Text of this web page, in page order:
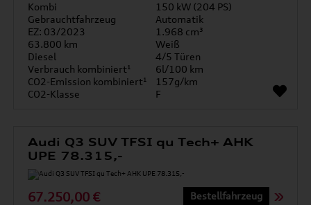
Kombi
150 kW (204 PS)
Gebrauchtfahrzeug
Automatik
EZ: 03/2023
1.968 cm³
63.800 km
Weiß
Diesel
4/5 Türen
Verbrauch kombiniert¹
6l/100 km
CO2-Emission kombiniert¹
157g/km
CO2-Klasse
F
Audi Q3 SUV TFSI qu Tech+ AHK
UPE 78.315,-
67.250,00 € Bestellfahrzeug